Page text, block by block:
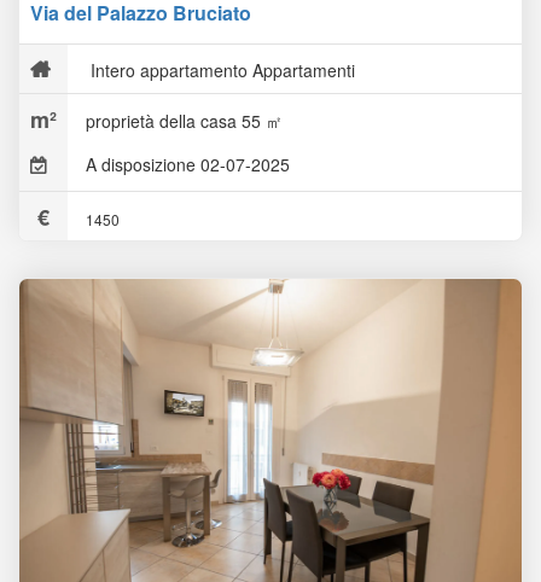
Via del Palazzo Bruciato
Intero appartamento Appartamenti
proprietà della casa 55 ㎡
A disposizione 02-07-2025
1450